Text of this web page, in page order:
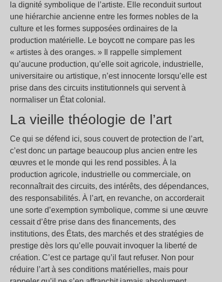
la dignité symbolique de l’artiste. Elle reconduit surtout
une hiérarchie ancienne entre les formes nobles de la
culture et les formes supposées ordinaires de la
production matérielle. Le boycott ne compare pas les
« artistes à des oranges. » Il rappelle simplement
qu’aucune production, qu’elle soit agricole, industrielle,
universitaire ou artistique, n’est innocente lorsqu’elle est
prise dans des circuits institutionnels qui servent à
normaliser un État colonial.
La vieille théologie de l’art
Ce qui se défend ici, sous couvert de protection de l’art,
c’est donc un partage beaucoup plus ancien entre les
œuvres et le monde qui les rend possibles. À la
production agricole, industrielle ou commerciale, on
reconnaîtrait des circuits, des intérêts, des dépendances,
des responsabilités. À l’art, en revanche, on accorderait
une sorte d’exemption symbolique, comme si une œuvre
cessait d’être prise dans des financements, des
institutions, des États, des marchés et des stratégies de
prestige dès lors qu’elle pouvait invoquer la liberté de
création. C’est ce partage qu’il faut refuser. Non pour
réduire l’art à ses conditions matérielles, mais pour